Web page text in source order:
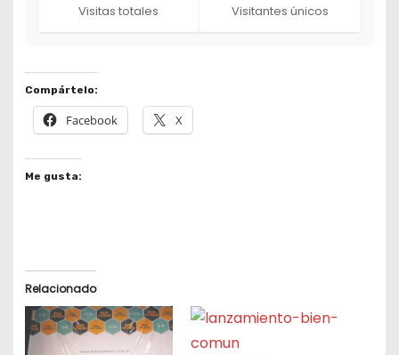
Visitas totales Visitantes únicos
Compártelo:
Facebook X
Me gusta:
Relacionado